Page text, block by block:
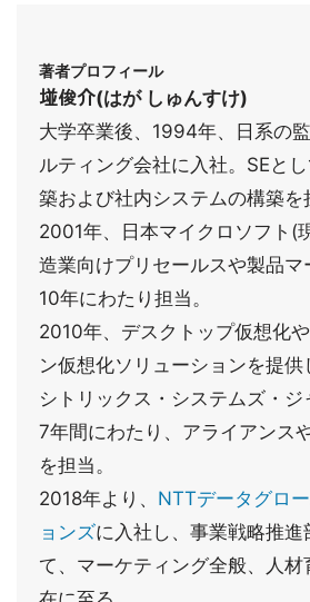
著者プロフィール
𡌶俊介(はが しゅんすけ)
大学卒業後、1994年、日系の
ルティング会社に入社。SEと
築および社内システムの構築を
2001年、日本マイクロソフト(
造業向けプリセールスや製品マ
10年にわたり担当。
2010年、デスクトップ仮想化
ン仮想化ソリューションを提
シトリックス・システムズ・
7年間にわたり、アライアンス
を担当。
2018年より、 NTTデータグロ
ョンズに入社し、事業戦略推進
て、マーケティング全般、人